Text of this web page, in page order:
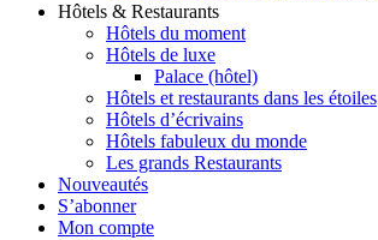
Hôtels & Restaurants
Hôtels du moment
Hôtels de luxe
Palace (hôtel)
Hôtels et restaurants dans les étoiles
Hôtels d’écrivains
Hôtels fabuleux du monde
Les grands Restaurants
Nouveautés
S’abonner
Mon compte